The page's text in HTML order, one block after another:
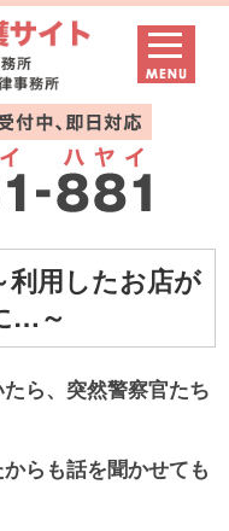
利用したお店が
…～
ら、突然警察官たち
らも話を聞かせても